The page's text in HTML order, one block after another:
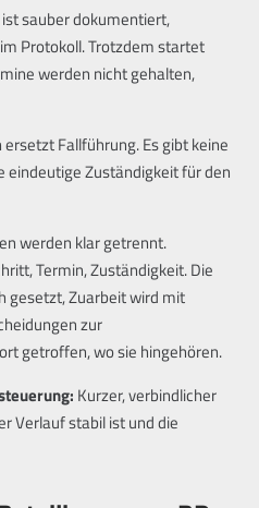
sauber dokumentiert,
Protokoll. Trotzdem startet
werden nicht gehalten,
Fallführung. Es gibt keine
eindeutige Zuständigkeit für den
werden klar getrennt.
Termin, Zuständigkeit. Die
gesetzt, Zuarbeit wird mit
zur
getroffen, wo sie hingehören.
Kurzer, verbindlicher
Verlauf stabil ist und die